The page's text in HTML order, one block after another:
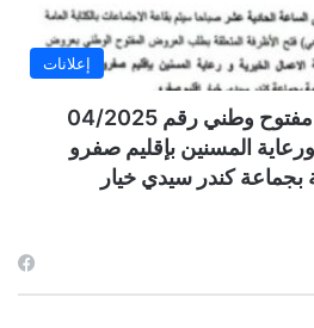
إعلانات
إعلان عن طلب عروض مفتوح وطني رقم 04/2025
المسنين بإقليم صفرو
بجماعة كندر سيدي خيار